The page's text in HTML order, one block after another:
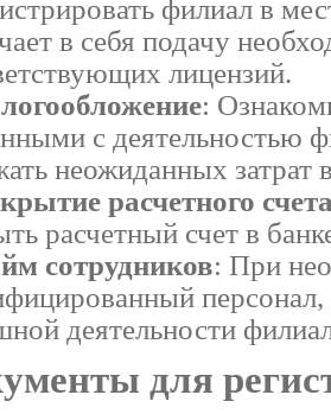
филиал в
в себя подачу
лицензий.
:
с деятельностью
неожиданных затрат
расчетного
расчетный счет в
сотрудников: При
персонал,
деятельности
для